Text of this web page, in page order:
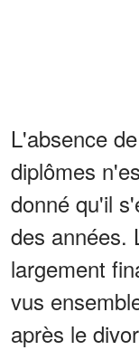
L'absence
diplômes
donné qu'il
des années.
largement
vus
après le